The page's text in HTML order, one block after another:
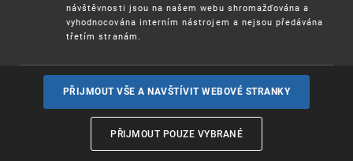
Označení původua zeměpisná
návštěvnosti jsou na našem webu shromažďována a
vyhodnocována interním nástrojem a nejsou předávána
třetím stranám.
PŘIJMOUT VŠE A NAVŠTÍVIT WEBOVÉ STRANKY
PŘIJMOUT POUZE VYBRANÉ